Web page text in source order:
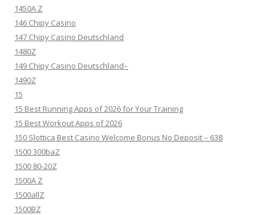
1450A Z
146 Chipy Casino
147 Chipy Casino Deutschland
1480Z
149 Chipy Casino Deutschland–
1490Z
15
15 Best Running Apps of 2026 for Your Training
15 Best Workout Apps of 2026
150 Slottica Best Casino Welcome Bonus No Deposit – 638
1500 300baZ
1500 80-20Z
1500A Z
1500allZ
1500BZ